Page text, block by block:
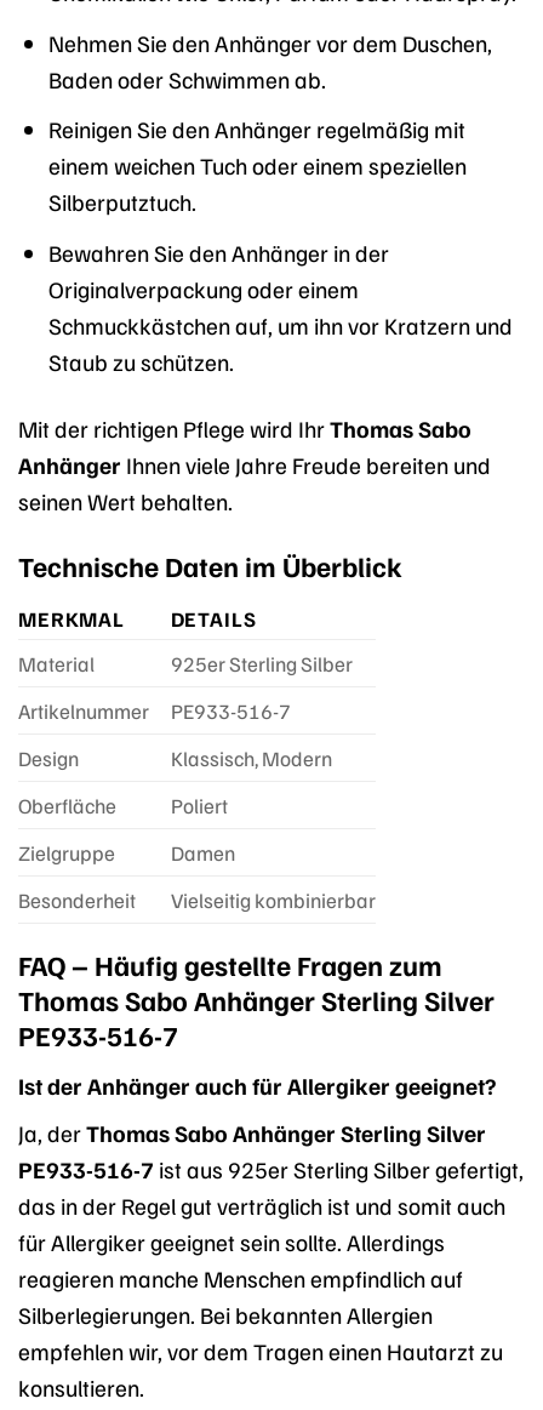
Nehmen Sie den Anhänger vor dem Duschen,
Baden oder Schwimmen ab.
Reinigen Sie den Anhänger regelmäßig mit
einem weichen Tuch oder einem speziellen
Silberputztuch.
Bewahren Sie den Anhänger in der
Originalverpackung oder einem
Schmuckkästchen auf, um ihn vor Kratzern und
Staub zu schützen.
Mit der richtigen Pflege wird IhrThomas Sabo
Anhänger Ihnen viele Jahre Freude bereiten und
seinen Wert behalten.
Technische Daten im Überblick
MERKMAL
DETAILS
Material
925er Sterling Silber
Artikelnummer
PE933-516-7
Design
Klassisch, Modern
Oberfläche
Poliert
Zielgruppe
Damen
Besonderheit
Vielseitig kombinierbar
FAQ – Häufig gestellte Fragen zum
Thomas Sabo Anhänger Sterling Silver
PE933-516-7
Ist der Anhänger auch für Allergiker geeignet?
Ja, derThomas Sabo Anhänger Sterling Silver
PE933-516-7 ist aus 925er Sterling Silber gefertigt,
das in der Regel gut verträglich ist und somit auch
für Allergiker geeignet sein sollte. Allerdings
reagieren manche Menschen empfindlich auf
Silberlegierungen. Bei bekannten Allergien
empfehlen wir, vor dem Tragen einen Hautarzt zu
konsultieren.